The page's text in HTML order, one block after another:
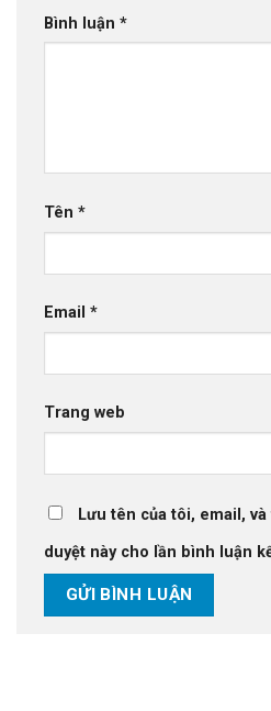
Bình luận *
Tên *
Email *
Trang web
Lưu tên của tôi, email,
duyệt này cho lần bình luận